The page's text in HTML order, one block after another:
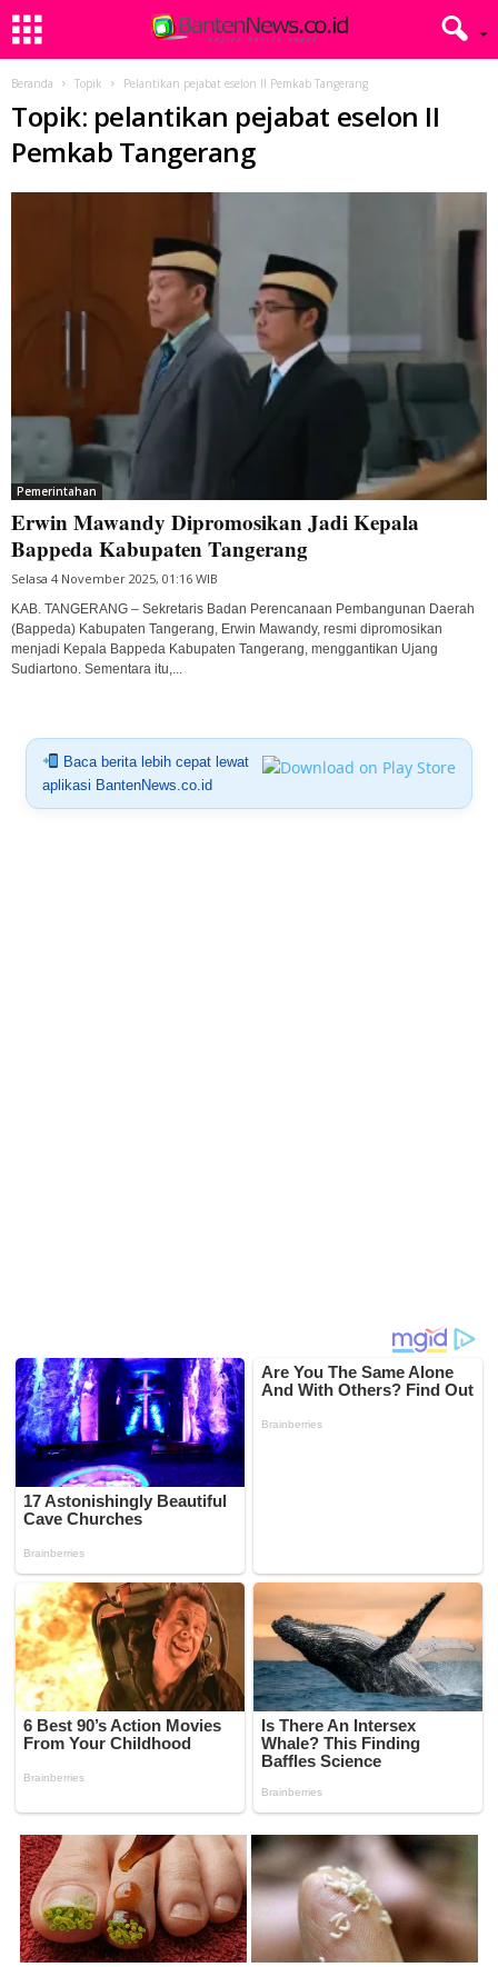
Beranda Topik Pelantikan pejabat eselon II Pemkab Tangerang
Topik: pelantikan pejabat eselon II
Pemkab Tangerang
Pemerintahan
Erwin Mawandy Dipromosikan Jadi Kepala
Bappeda Kabupaten Tangerang
Selasa 4 November 2025, 01:16 WIB
KAB. TANGERANG – Sekretaris Badan Perencanaan Pembangunan Daerah
(Bappeda) Kabupaten Tangerang, Erwin Mawandy, resmi dipromosikan
menjadi Kepala Bappeda Kabupaten Tangerang, menggantikan Ujang
Sudiartono. Sementara itu,...
Baca berita lebih cepat lewat
aplikasi BantenNews.co.id